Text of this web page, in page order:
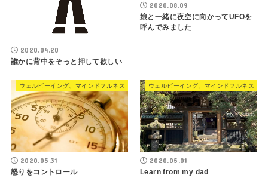
2020.04.20
誰かに背中をそっと押して欲しい
2020.08.09
娘と一緒に夜空に向かってUFOを
呼んでみました
ウェルビーイング、マインドフルネス
2020.05.31
怒りをコントロール
ウェルビーイング、マインドフルネス
2020.05.01
Learn from my dad